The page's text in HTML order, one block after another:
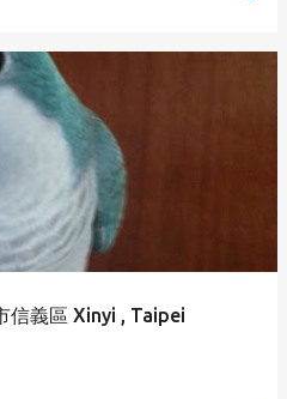
信義區 Xinyi , Taipei